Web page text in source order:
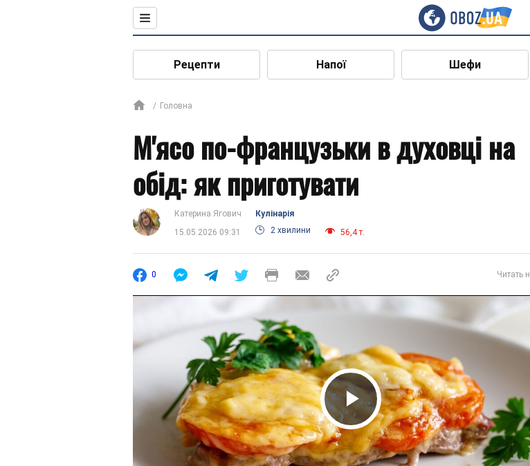
Рецепти Напої Шефи
Головна
М'ясо по-французьки в духовці на
обід: як приготувати
Катерина Ягович
Кулінарія
15.05.2026 09:31
2 хвилини 56,4 т.
0 Читать
Play Video